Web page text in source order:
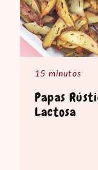
15 minutos
Papas
Lactosa